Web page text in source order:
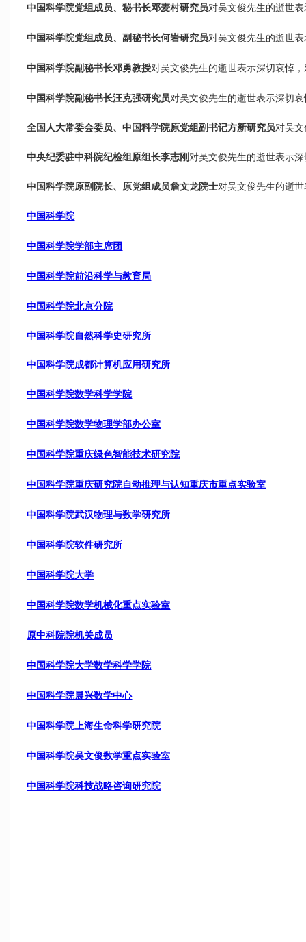
中国科学院党组成员、秘书长邓麦村研究员对吴文俊先生的逝世
中国科学院党组成员、副秘书长何岩研究员对吴文俊先生的逝世
中国科学院副秘书长邓勇教授对吴文俊先生的逝世表示深切哀悼
中国科学院副秘书长汪克强研究员对吴文俊先生的逝世表示深切
全国人大常委会委员、中国科学院原党组副书记方新研究员对吴
中央纪委驻中科院纪检组原组长李志刚对吴文俊先生的逝世表示
中国科学院原副院长、原党组成员詹文龙院士对吴文俊先生的逝
中国科学院
中国科学院学部主席团
中国科学院前沿科学与教育局
中国科学院北京分院
中国科学院自然科学史研究所
中国科学院成都计算机应用研究所
中国科学院数学科学学院
中国科学院数学物理学部办公室
中国科学院重庆绿色智能技术研究院
中国科学院重庆研究院自动推理与认知重庆市重点实验室
中国科学院武汉物理与数学研究所
中国科学院软件研究所
中国科学院大学
中国科学院数学机械化重点实验室
原中科院院机关成员
中国科学院大学数学科学学院
中国科学院晨兴数学中心
中国科学院上海生命科学研究院
中国科学院吴文俊数学重点实验室
中国科学院科技战略咨询研究院